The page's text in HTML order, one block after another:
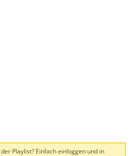
Playlist? Einfach einloggen und in